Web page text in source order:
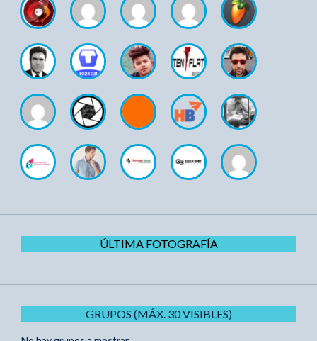
ÚLTIMA FOTOGRAFÍA
GRUPOS (MÁX. 30 VISIBLES)